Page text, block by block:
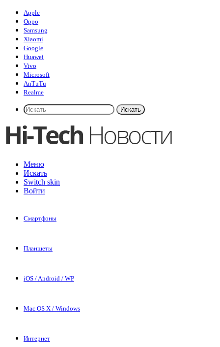
Apple
Oppo
Samsung
Xiaomi
Google
Huawei
Vivo
Microsoft
AnTuTu
Realme
Искать
Меню
Искать
Switch skin
Войти
Смартфоны
Планшеты
iOS / Android / WP
Mac OS X / Windows
Интернет